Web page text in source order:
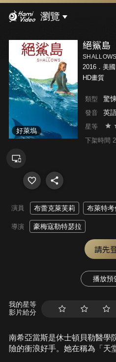
瀏覽
好萊塢
絕鯊島
2016．美
HD畫質
類型 驚
發音 英
星等
下架時間
演員 布蕾克萊芙莉 布萊特考
導演 豪梅寇勒特瑟拉
請先
播放預
我的星等
影片給分
南希亞當斯是休士頓貝勒醫學
險的衝浪好手。她在稱為「天